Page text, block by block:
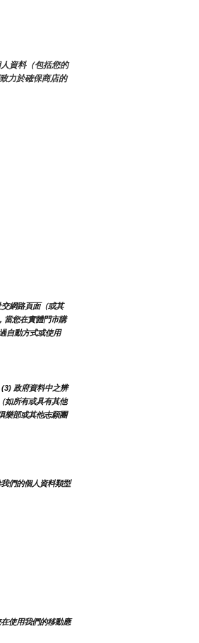
資料（包括您的
力於確保商店的
網路頁面（或其
當您在實體門市購
自動方式或使用
政府資料中之辨
如所有或具有其他
樂部或其他志願團
們的個人資料類型
使用我們的移動應